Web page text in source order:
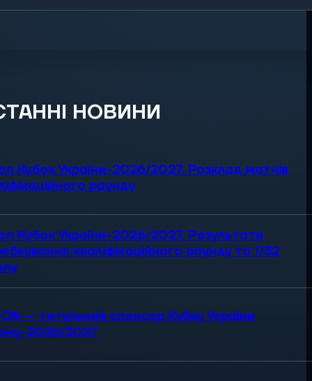
НОВИНИ
Кубок України-2026/2027. Розклад матчів
раунду
Кубок України-2026/2027. Результати
кваліфікаційного раунду та 1/32
— титульний спонсор Кубку України
2026/2027